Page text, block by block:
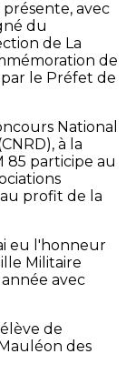
avec
du
de La
de
par le Préfet de
National
à la
85 participe au
profit de la
eu l'honneur
Militaire
avec
de
des